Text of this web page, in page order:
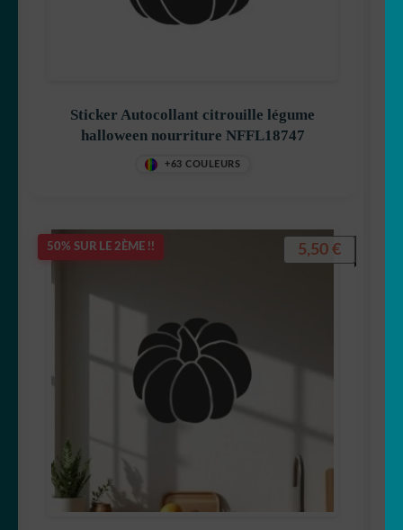
Sticker Autocollant citrouille légume
halloween nourriture NFFL18747
+63 COULEURS
50% SUR LE 2ÈME !! 5,50 €